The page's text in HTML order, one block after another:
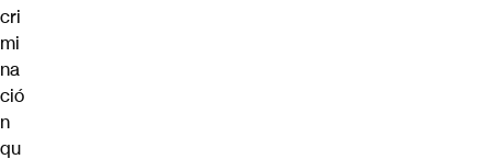
cri
mi
na
ció
n
qu